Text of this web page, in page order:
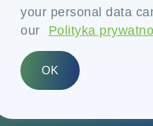
your personal data
our
Polityka
OK
Polish
Prawa autorskie